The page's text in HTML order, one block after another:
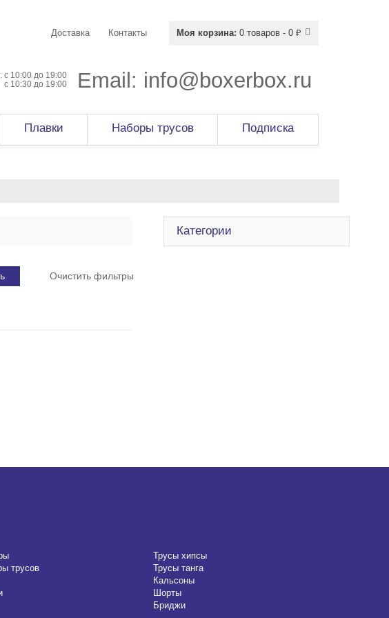
Моя корзина: 0 товаров - 0 ₽
Доставка Контакты
c 10:00 до 19:00
с 10:30 до 19:00 Email: info@boxerbox.ru
Плавки Наборы трусов Подписка
Категории
Очистить фильтры
Трусы хипсы
трусов
Трусы танга
Кальсоны
Шорты
Бриджи